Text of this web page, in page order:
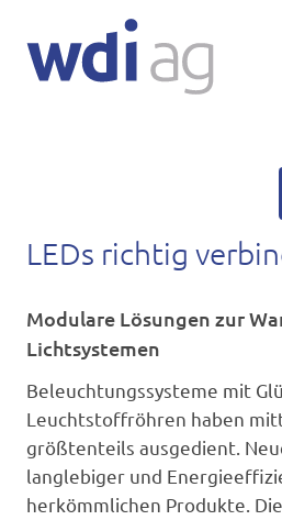
LEDs richtig
Modulare Lösungen zur
Lichtsystemen
Beleuchtungssysteme mit
Leuchtstoffröhren haben
größtenteils ausgedient.
langlebiger und
herkömmlichen Produkte.